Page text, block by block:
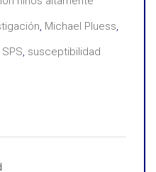
, Michael Pluess,
SPS, susceptibilidad